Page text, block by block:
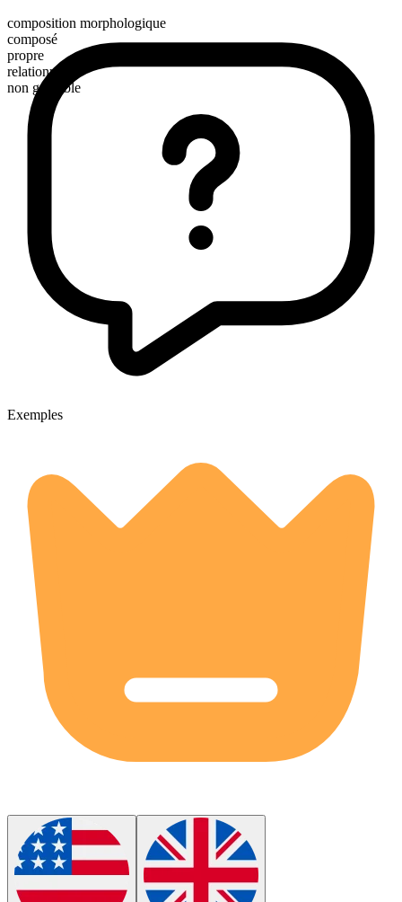
composition morphologique
composé
propre
relationnel
non gradable
Exemples